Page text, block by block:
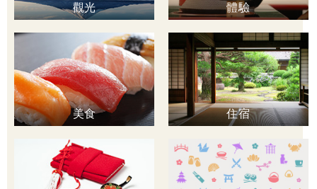
觀光 體驗
美食 住宿